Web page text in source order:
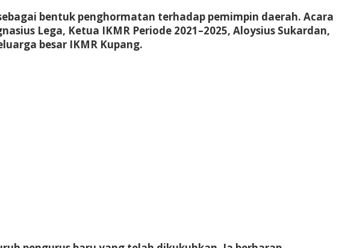
bentuk penghormatan terhadap pemimpin daerah. Acara
Lega, Ketua IKMR Periode 2021–2025, Aloysius Sukardan,
besar IKMR Kupang.